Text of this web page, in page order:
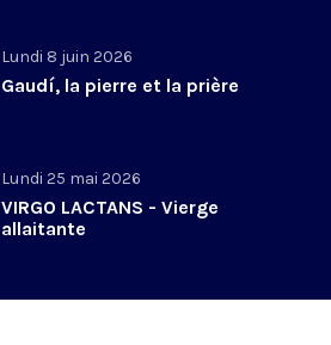
Lundi 8 juin 2026
Gaudí, la pierre et la prière
Lundi 25 mai 2026
VIRGO LACTANS - Vierge
allaitante